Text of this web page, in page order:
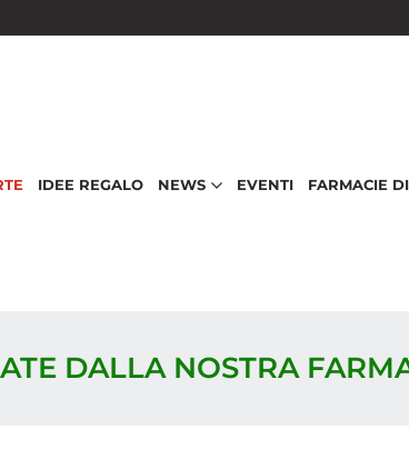
IDEE REGALO NEWS EVENTI FARMACIE
DALLA NOSTRA